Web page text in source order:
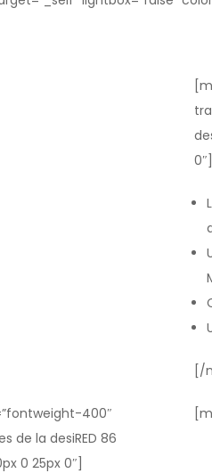
[/
400″
de la desiRED 86
0 25px 0″]